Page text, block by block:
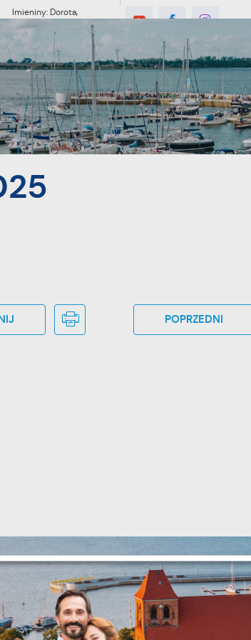
Imieniny: Dorota,
Konrad, Kajetan
MIESZKANIEC TURYSTYKA
POPRZEDNI
Twoją prywatność. Możesz zmienić ustawienia cookies
W dowolnym momencie możesz dokonać zmiany